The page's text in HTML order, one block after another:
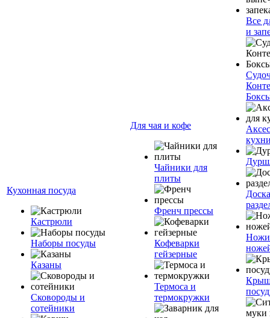
Кухонная посуда
Кастрюли
Наборы посуды
Казаны
Сковороды и
сотейники
Для чая и кофе
Чайники для
плиты
Френч прессы
Кофеварки
гейзерные
Термоса и
термокружки
Все
и
Доска